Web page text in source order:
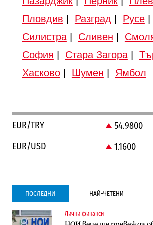
Пловдив
Разград Русе|
Силистра| Сливен
София
Стара Загора|
Хасково| Шумен Ямбол
EUR/TRY 54.9800
EUR/USD
1.1600
ПОСЛЕДНИ НАЙ-ЧЕТЕНИ
Лични финанси
Градоустройство
Компании